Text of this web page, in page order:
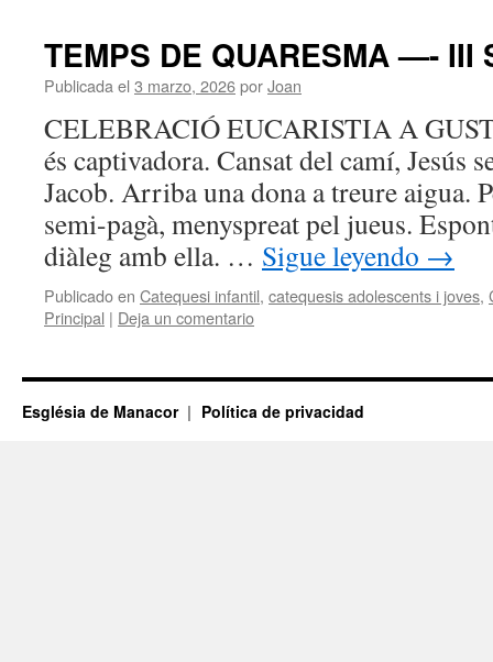
TEMPS DE QUARESMA —- III
Publicada el 3 marzo, 2026porJoan
CELEBRACIÓ EUCARISTIA A
és captivadora. Cansat del camí, Jesús
Jacob. Arriba una dona a treure aigua.
semi-pagà, menyspreat pel jueus.
diàleg amb ella. … Sigue leyendo →
Publicado en Catequesi infantil, catequesis adolescents i joves,
Principal | Deja un comentario
Església de Manacor Política de privacidad